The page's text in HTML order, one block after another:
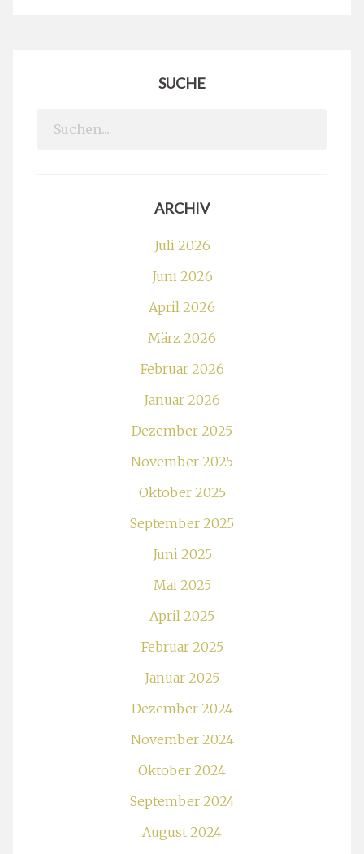
SUCHE
Search
ARCHIV
Juli 2026
Juni 2026
April 2026
März 2026
Februar 2026
Januar 2026
Dezember 2025
November 2025
Oktober 2025
September 2025
Juni 2025
Mai 2025
April 2025
Februar 2025
Januar 2025
Dezember 2024
November 2024
Oktober 2024
September 2024
August 2024